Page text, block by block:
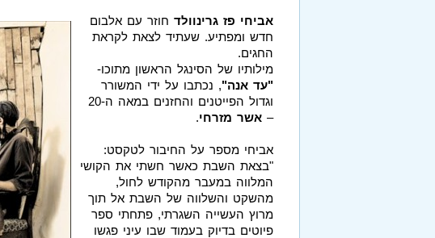
אביחי פז גרינוולד חוזר עם אלבום
חדש ומפתיע. שעתיד לצאת לקראת
החגים.
מילותיו של הסינגל הראשון מתוכו-
"עד אנה", נכתבו על ידי המשורר
וגדול הפייטנים והחזנים במאה ה-20
– אשר מזרחי.
אביחי מספר על החיבור לטקסט:
"בצאת השבת כאשר חשתי את הקושי
המלווה במעבר מהקודש לחול,
מהשקט והשלווה של השבת אל תוך
מרוץ העשייה השגרתי, פתחתי ספר
פיוטים בדיוק בעמוד שבו עיני פגשו